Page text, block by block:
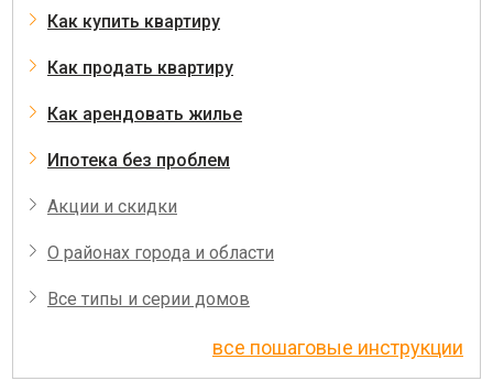
Как купить квартиру
Как продать квартиру
Как арендовать жилье
Ипотека без проблем
Акции и скидки
О районах города и области
Все типы и серии домов
все пошаговые инструкции